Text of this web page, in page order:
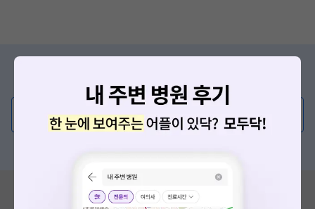
의사가 직접 답해드려요!
💬 무엇이든 물어보세요
혹시 잘못된 병원정보가 있나요?
모두닥 팀에 알려주세요!